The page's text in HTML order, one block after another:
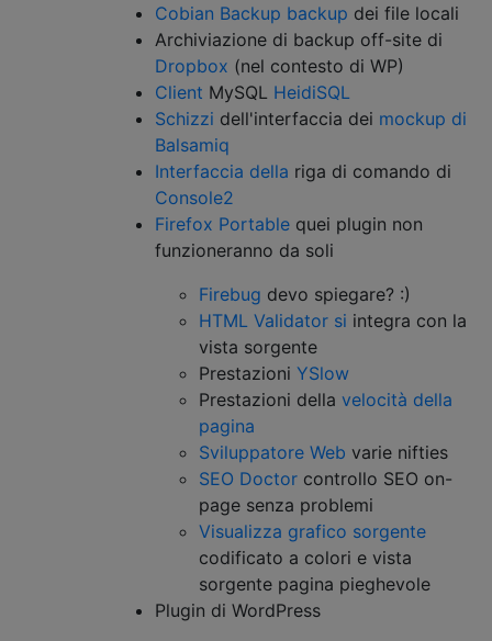
Cobian Backup backup dei file locali
Archiviazione di backup off-site di
Dropbox (nel contesto di WP)
Client MySQL HeidiSQL
Schizzi dell'interfaccia dei mockup di
Balsamiq
Interfaccia della riga di comando di
Console2
Firefox Portable quei plugin non
funzioneranno da soli
Firebug devo spiegare? :)
HTML Validator si integra con la
vista sorgente
Prestazioni YSlow
Prestazioni della velocità della
pagina
Sviluppatore Web varie nifties
SEO Doctor controllo SEO on-
page senza problemi
Visualizza grafico sorgente
codificato a colori e vista
sorgente pagina pieghevole
Plugin di WordPress